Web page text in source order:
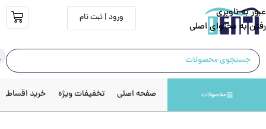
عبور به ناوبری
رفتن به محتوای اصلی
ورود | ثبت نام
محصولات صفحه اصلی تخفیفات ویژه خرید اقساطی